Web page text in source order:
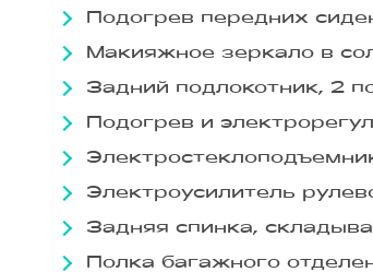
Подогрев передних
Макияжное зеркало в
Задний подлокотник, 2
Подогрев и
Электроусилитель
Задняя спинка,
Полка багажного